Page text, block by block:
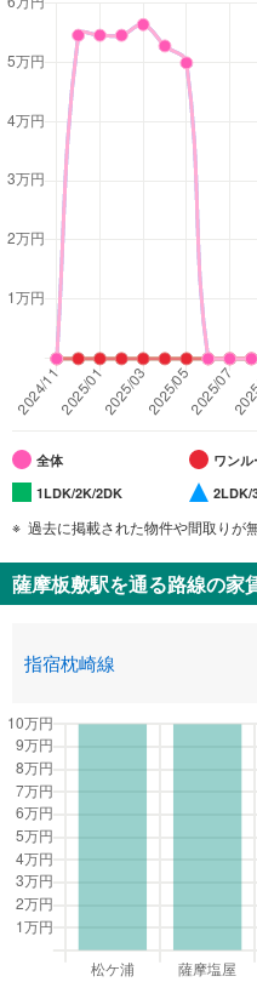
全体 ワンル
1LDK/2K/2DK
2LDK/
過去に掲載された物件や間取りが
薩摩板敷駅を通る路線の家
指宿枕崎線